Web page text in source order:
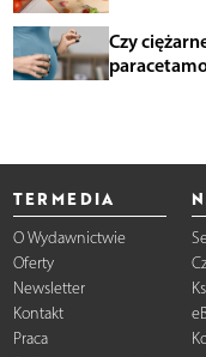
Czy
TERMEDIA
O Wydawnictwie
Oferty
Newsletter
Kontakt
Praca